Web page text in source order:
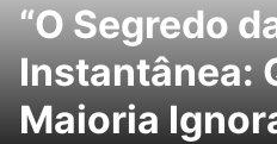
“O Segredo
Instantânea:
Maioria